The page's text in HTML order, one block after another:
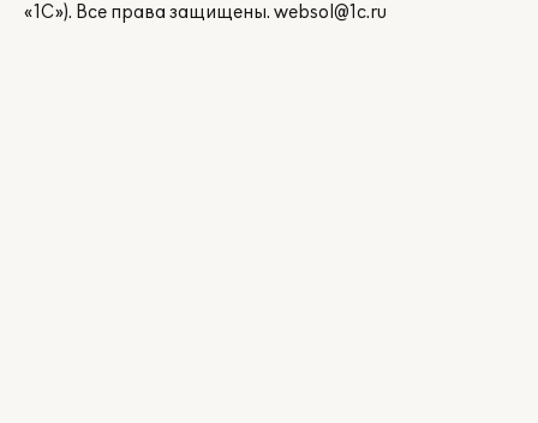
«1С»). Все права защищены. websol@1c.ru